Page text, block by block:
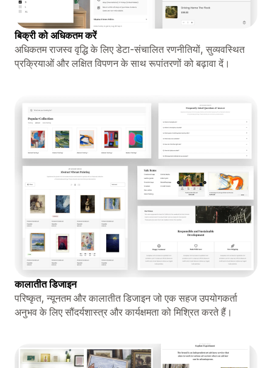
बिक्री को अधिकतम करें
अधिकतम राजस्व वृद्धि के लिए डेटा-संचालित रणनीतियों, सुव्यवस्थित
प्रक्रियाओं और लक्षित विपणन के साथ रूपांतरणों को बढ़ावा दें।
कालातीत डिजाइन
परिष्कृत, न्यूनतम और कालातीत डिजाइन जो एक सहज उपयोगकर्ता
अनुभव के लिए सौंदर्यशास्त्र और कार्यक्षमता को मिश्रित करते हैं।